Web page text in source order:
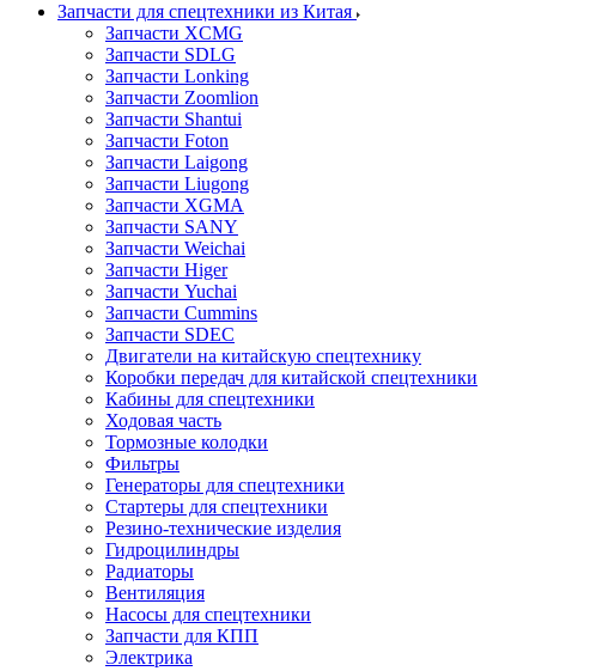
Запчасти для спецтехники из Китая
Запчасти XCMG
Запчасти SDLG
Запчасти Lonking
Запчасти Zoomlion
Запчасти Shantui
Запчасти Foton
Запчасти Laigong
Запчасти Liugong
Запчасти XGMA
Запчасти SANY
Запчасти Weichai
Запчасти Higer
Запчасти Yuchai
Запчасти Cummins
Запчасти SDEC
Двигатели на китайскую спецтехнику
Коробки передач для китайской спецтехники
Кабины для спецтехники
Ходовая часть
Тормозные колодки
Фильтры
Генераторы для спецтехники
Стартеры для спецтехники
Резино-технические изделия
Гидроцилиндры
Радиаторы
Вентиляция
Насосы для спецтехники
Запчасти для КПП
Электрика